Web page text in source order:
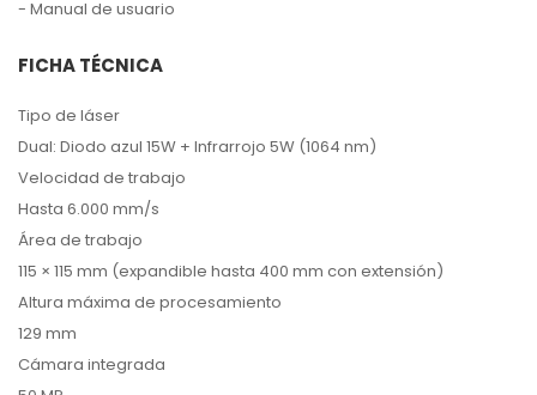
- Manual de usuario
FICHA TÉCNICA
Tipo de láser
Dual: Diodo azul 15W + Infrarrojo 5W (1064 nm)
Velocidad de trabajo
Hasta 6.000 mm/s
Área de trabajo
115 × 115 mm (expandible hasta 400 mm con extensión)
Altura máxima de procesamiento
129 mm
Cámara integrada